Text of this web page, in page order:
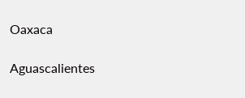
Oaxaca
Aguascalientes